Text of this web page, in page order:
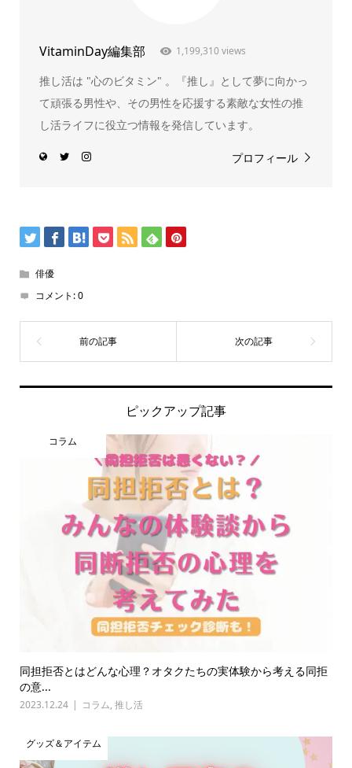
VitaminDay編集部 1,199,310 views
推し活は "心のビタミン" 。『推し』として夢に向かっ
て頑張る男性や、その男性を応援する素敵な女性の推
し活ライフに役立つ情報を発信しています。
プロフィール
俳優
コメント:0
ピックアップ記事
コラム
同担拒否とはどんな心理？オタクたちの実体験から考える同拒
の意...
2023.12.24 コラム, 推し活
グッズ＆アイテム